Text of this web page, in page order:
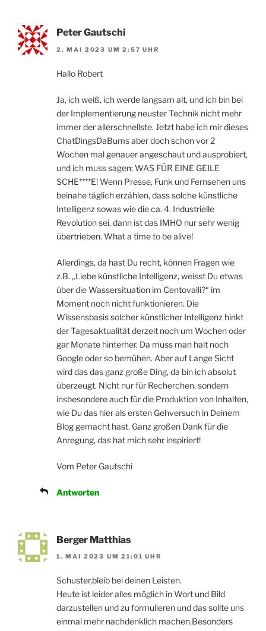
Peter Gautschi
2. MAI 2023 UM 2:57 UHR
Hallo Robert
Ja, ich weiß, ich werde langsam alt, und ich bin bei
der Implementierung neuster Technik nicht mehr
immer der allerschnellste. Jetzt habe ich mir dieses
ChatDingsDaBums aber doch schon vor 2
Wochen mal genauer angeschaut und ausprobiert,
und ich muss sagen: WAS FÜR EINE GEILE
SCHE****E! Wenn Presse, Funk und Fernsehen uns
beinahe täglich erzählen, dass solche künstliche
Intelligenz sowas wie die ca. 4. Industrielle
Revolution sei, dann ist das IMHO nur sehr wenig
übertrieben. What a time to be alive!
Allerdings, da hast Du recht, können Fragen wie
z.B. „Liebe künstliche Intelligenz, weisst Du etwas
über die Wassersituation im Centovalli?“ im
Moment noch nicht funktionieren. Die
Wissensbasis solcher künstlicher Intelligenz hinkt
der Tagesaktualität derzeit noch um Wochen oder
gar Monate hinterher. Da muss man halt noch
Google oder so bemühen. Aber auf Lange Sicht
wird das das ganz große Ding, da bin ich absolut
überzeugt. Nicht nur für Recherchen, sondern
insbesondere auch für die Produktion von Inhalten,
wie Du das hier als ersten Gehversuch in Deinem
Blog gemacht hast. Ganz großen Dank für die
Anregung, das hat mich sehr inspiriert!
Vom Peter Gautschi
Antworten
Berger Matthias
1. MAI 2023 UM 21:01 UHR
Schuster,bleib bei deinen Leisten.
Heute ist leider alles möglich in Wort und Bild
darzustellen und zu formulieren und das sollte uns
einmal mehr nachdenklich machen.Besonders